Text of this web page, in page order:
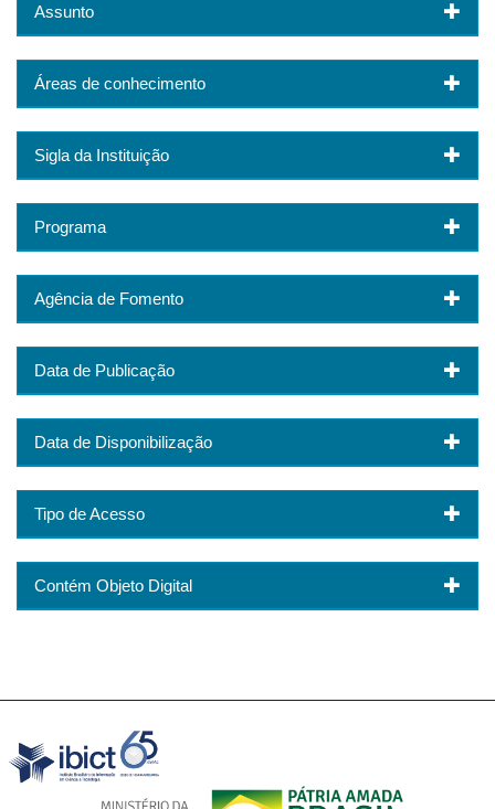
Assunto
Áreas de conhecimento
Sigla da Instituição
Programa
Agência de Fomento
Data de Publicação
Data de Disponibilização
Tipo de Acesso
Contém Objeto Digital